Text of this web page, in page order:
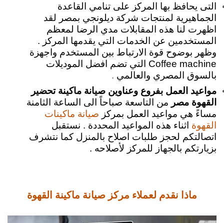
التى يحافظ بها المركز على تنامي القاعدة
الجماهيرية لمنتجات شركة ديلونجي بمصر لقد
اظهرت لنا هذه المقابلات مدي الرضا لمعظم
المستخدمين عن الخدمات التي يقدمها المركز .
وظهر بوضوح قوة الارتباط بين المستخدم واجهزة
Coffee machine التي تضم افضل الموديلات
بالسوق المصري والعالمي .
مواعيد العمل بفروع وعناوين صيانة ماكينة تحضير
القهوة مصر من التاسعة صباحاً الى الساعة الثامنة
مساءً هي مواعيد العمل بمركز صيانة ماكينات
القهوة اثناء هذه المواعيد المحددة . نستقبل
اتصالتكم لحجز طلبات اصلاح بالمنزل كما نتشرف
بزيارتكم بالجهاز للمركز لأصلاحه .
ماذا نقدم لعملاء مركز صيانة ماكينة القهوة